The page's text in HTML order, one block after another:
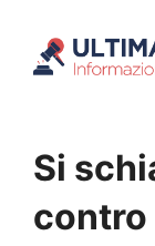
Si
contro